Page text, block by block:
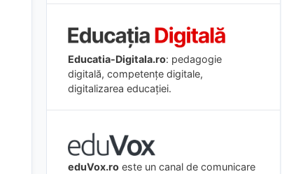
Educatia-Digitala.ro: pedagogie
digitală, competențe digitale,
digitalizarea educației.
eduVox.ro este un canal de comunicare